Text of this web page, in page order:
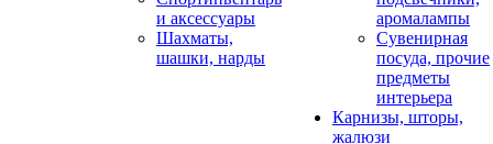
и аксессуары
Шахматы,
шашки, нарды
аромалампы
Сувенирная
посуда, прочие
предметы
интерьера
Карнизы, шторы,
жалюзи